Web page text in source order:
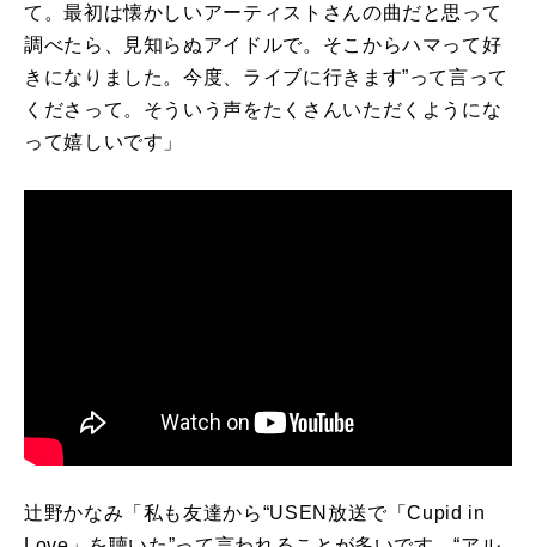
て。最初は懐かしいアーティストさんの曲だと思って
調べたら、見知らぬアイドルで。そこからハマって好
きになりました。今度、ライブに行きます”って言って
くださって。そういう声をたくさんいただくようにな
って嬉しいです」
辻野かなみ「私も友達から“USEN 放送で「Cupid in